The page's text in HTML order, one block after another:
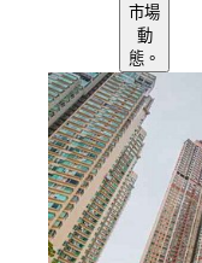
市場
動
態。